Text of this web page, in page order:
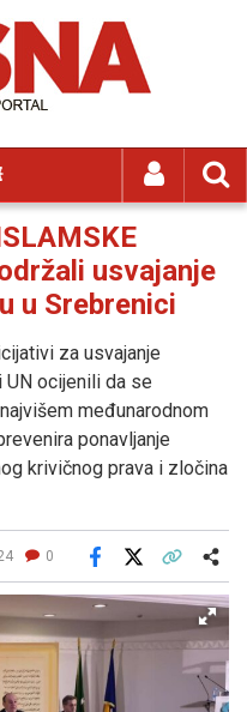
usvajanje
u Srebrenici
za usvajanje
UN ocijenili da se
međunarodnom
ponavljanje
krivičnog prava i zločina
0
Facebook